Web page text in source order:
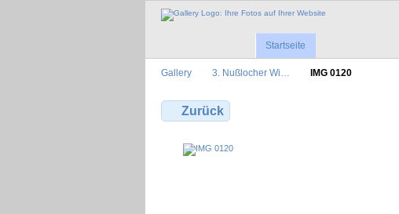
Startseite
Gallery 3. Nußlocher Wi… IMG 0120
Zurück